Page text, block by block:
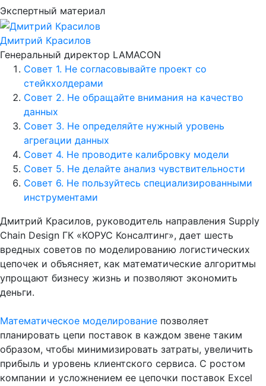
Экспертный материал
Дмитрий Красилов
Генеральный директор LAMACON
Совет 1. Не согласовывайте проект со
стейкхолдерами
Совет 2. Не обращайте внимания на качество
данных
Совет 3. Не определяйте нужный уровень
агрегации данных
Совет 4. Не проводите калибровку модели
Совет 5. Не делайте анализ чувствительности
Совет 6. Не пользуйтесь специализированными
инструментами
Дмитрий Красилов, руководитель направления Supply
Chain Design ГК «КОРУС Консалтинг», дает шесть
вредных советов по моделированию логистических
цепочек и объясняет, как математические алгоритмы
упрощают бизнесу жизнь и позволяют экономить
деньги.
Математическое моделирование позволяет
планировать цепи поставок в каждом звене таким
образом, чтобы минимизировать затраты, увеличить
прибыль и уровень клиентского сервиса. С ростом
компании и усложнением ее цепочки поставок Excel